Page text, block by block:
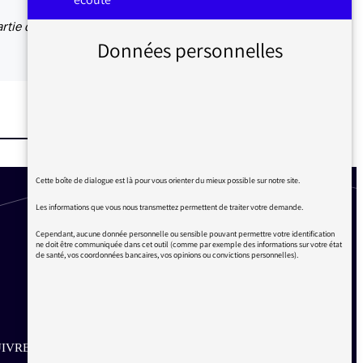
du
SUR LES RÉSEAUX
Données personnelles
Cette boîte de dialogue est là pour vous orienter du mieux possible sur notre site.
Les informations que vous nous transmettez permettent de traiter votre demande.
Cependant, aucune donnée personnelle ou sensible pouvant permettre votre identification
ne doit être communiquée dans cet outil (comme par exemple des informations sur votre état
de santé, vos coordonnées bancaires, vos opinions ou convictions personnelles).